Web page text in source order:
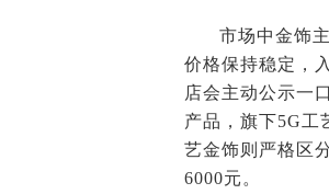
市场中金饰
价格保持稳定，
店会主动公示一
产品，旗下5G工
艺金饰则严格区
6000元。